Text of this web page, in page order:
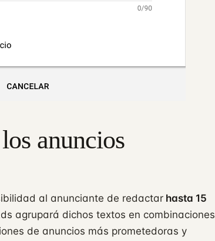
anuncios
al anunciante de redactar hasta 15
agrupará dichos textos en combinaciones
de anuncios más prometedoras y